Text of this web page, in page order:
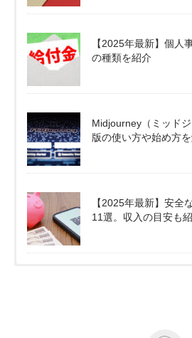
【2025年最新】個人
の種類を紹介
Midjourney（ミッド
版の使い方や始め方を
【2025年最新】安全
11選。収入の目安も